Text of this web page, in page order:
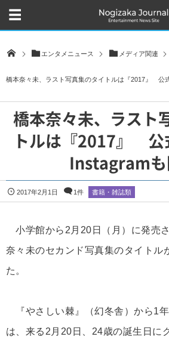
エンタメニュース メディア関連
橋本奈々未、ラスト写真集のタイトルは『2017』 公
橋本奈々未、ラスト
トルは『2017』
Instagram
2017年2月1日 1件 書籍・雑誌類
小学館から2月20日（月）に発売
奈々未のセカンド写真集のタイトル
た。
『やさしい棘』（幻冬舎）から1
は、来る2月20日、24歳の誕生日に